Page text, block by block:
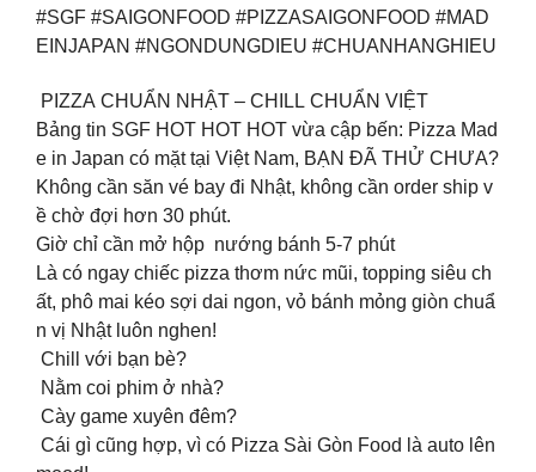
#SGF #SAIGONFOOD #PIZZASAIGONFOOD #MAD
EINJAPAN #NGONDUNGDIEU #CHUANHANGHIEU
PIZZA CHUẨN NHẬT – CHILL CHUẨN VIỆT
Bảng tin SGF HOT HOT HOT vừa cập bến: Pizza Mad
e in Japan có mặt tại Việt Nam, BẠN ĐÃ THỬ CHƯA?
Không cần săn vé bay đi Nhật, không cần order ship v
ề chờ đợi hơn 30 phút.
Giờ chỉ cần mở hộp nướng bánh 5-7 phút
Là có ngay chiếc pizza thơm nức mũi, topping siêu ch
ất, phô mai kéo sợi dai ngon, vỏ bánh mỏng giòn chuẩ
n vị Nhật luôn nghen!
Chill với bạn bè?
️ Nằm coi phim ở nhà?
Cày game xuyên đêm?
Cái gì cũng hợp, vì có Pizza Sài Gòn Food là auto lên